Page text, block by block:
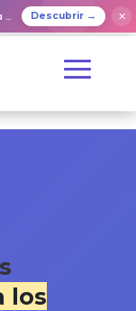
Descubrir → ✕
los